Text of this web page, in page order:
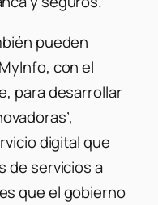
pueden
con el
para desarrollar
digital que
de servicios a
que el gobierno